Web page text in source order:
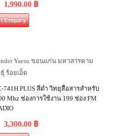
1,990.00 ฿
Enquiry
741H PLUS สีดำ วิทยุสื่อสารสำหรับ
Mhz ช่องการใช้งาน 199 ช่อง FM
3,300.00 ฿